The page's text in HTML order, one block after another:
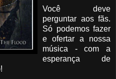
Você deve
perguntar aos fãs.
Só podemos fazer
e ofertar a nossa
música - com a
esperança de